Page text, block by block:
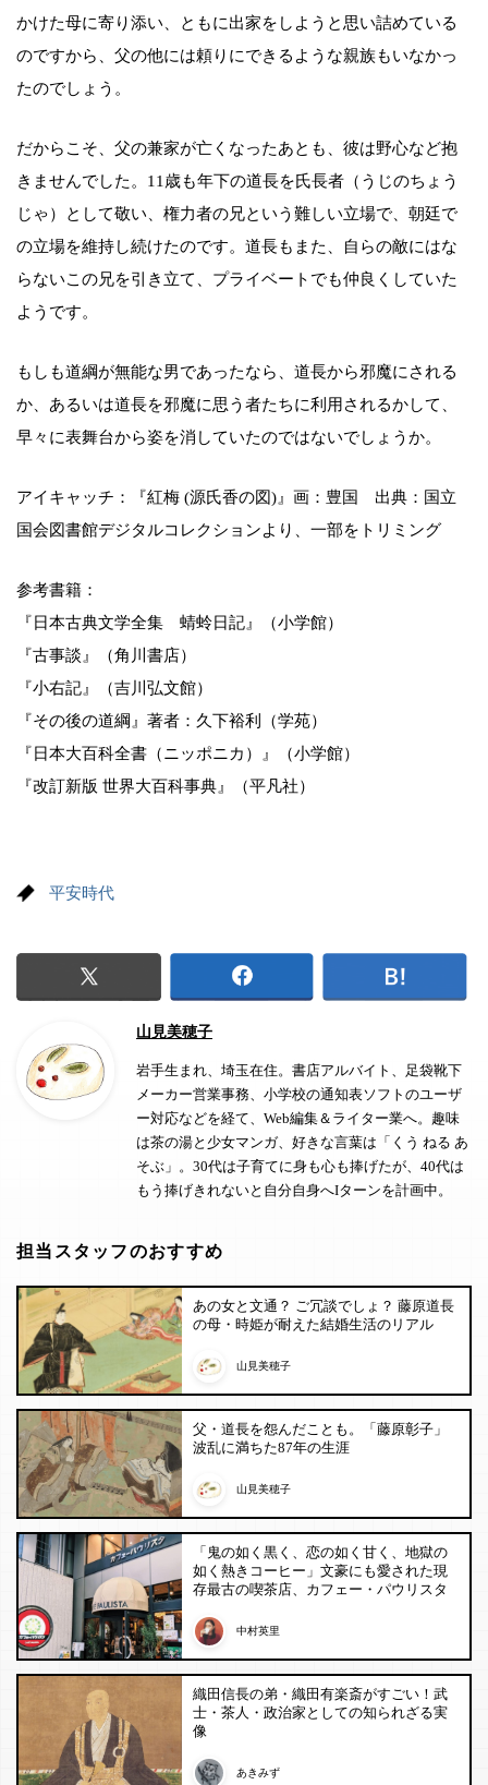
かけた母に寄り添い、ともに出家をしようと思い詰めている
のですから、父の他には頼りにできるような親族もいなかっ
たのでしょう。
だからこそ、父の兼家が亡くなったあとも、彼は野心など抱
きませんでした。11歳も年下の道長を氏長者（うじのちょう
じゃ）として敬い、権力者の兄という難しい立場で、朝廷で
の立場を維持し続けたのです。道長もまた、自らの敵にはな
らないこの兄を引き立て、プライベートでも仲良くしていた
ようです。
もしも道綱が無能な男であったなら、道長から邪魔にされる
か、あるいは道長を邪魔に思う者たちに利用されるかして、
早々に表舞台から姿を消していたのではないでしょうか。
アイキャッチ：『紅梅 (源氏香の図)』画：豊国 出典：国立
国会図書館デジタルコレクションより、一部をトリミング
参考書籍：
『日本古典文学全集 蜻蛉日記』（小学館）
『古事談』（角川書店）
『小右記』（吉川弘文館）
『その後の道綱』著者：久下裕利（学苑）
『日本大百科全書（ニッポニカ）』（小学館）
『改訂新版 世界大百科事典』（平凡社）
平安時代
山見美穂子
岩手生まれ、埼玉在住。書店アルバイト、足袋靴下
メーカー営業事務、小学校の通知表ソフトのユーザ
ー対応などを経て、Web編集＆ライター業へ。趣味
は茶の湯と少女マンガ、好きな言葉は「くう ねる あ
そぶ」。30代は子育てに身も心も捧げたが、40代は
もう捧げきれないと自分自身へIターンを計画中。
担当スタッフのおすすめ
あの女と文通？ ご冗談でしょ？ 藤原道長
の母・時姫が耐えた結婚生活のリアル
山見美穂子
父・道長を怨んだことも。「藤原彰子」
波乱に満ちた87年の生涯
山見美穂子
「鬼の如く黒く、恋の如く甘く、地獄の
如く熱きコーヒー」文豪にも愛された現
存最古の喫茶店、カフェー・パウリスタ
中村英里
織田信長の弟・織田有楽斎がすごい！武
士・茶人・政治家としての知られざる実
像
あきみず